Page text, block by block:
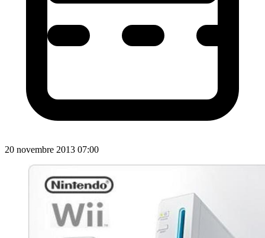
20 novembre 2013 07:00